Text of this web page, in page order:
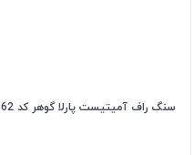
سنگ راف آمیتیست پارلا گوهر کد 6362